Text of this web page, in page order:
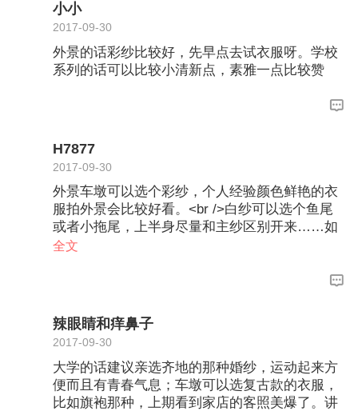
小小
2017-09-30
外景的话彩纱比较好，先早点去试衣服呀。学校
系列的话可以比较小清新点，素雅一点比较赞
H7877
2017-09-30
外景车墩可以选个彩纱，个人经验颜色鲜艳的衣
服拍外景会比较好看。<br />白纱可以选个鱼尾
或者小拖尾，上半身尽量和主纱区别开来……如
果主纱是抹胸就选一字肩、桃心领、有袖子的那
长，显得活泼可爱。<br />建议亲多看看社区姑
全文
辣眼睛和痒鼻子
2017-09-30
大学的话建议亲选齐地的那种婚纱，运动起来方
便而且有青春气息；车墩可以选复古款的衣服，
比如旗袍那种，上期看到家店的客照美爆了。讲